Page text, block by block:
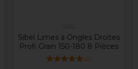
Sibel Limes à Ongles Droites
Profi Grain 150-180 8 Pièces
(2)